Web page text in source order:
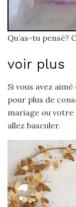
Qu’as-tu pensé?
voir plus
Si vous avez
pour plus de
mariage ou votre
allez basculer.